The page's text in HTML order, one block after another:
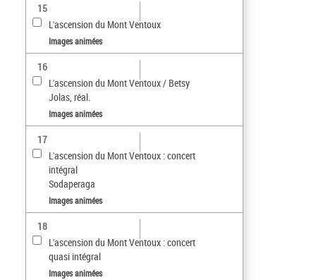
15
L'ascension du Mont Ventoux
Images animées
16
L'ascension du Mont Ventoux / Betsy
Jolas, réal.
Images animées
17
L'ascension du Mont Ventoux : concert
intégral
Sodaperaga
Images animées
18
L'ascension du Mont Ventoux : concert
quasi intégral
Images animées